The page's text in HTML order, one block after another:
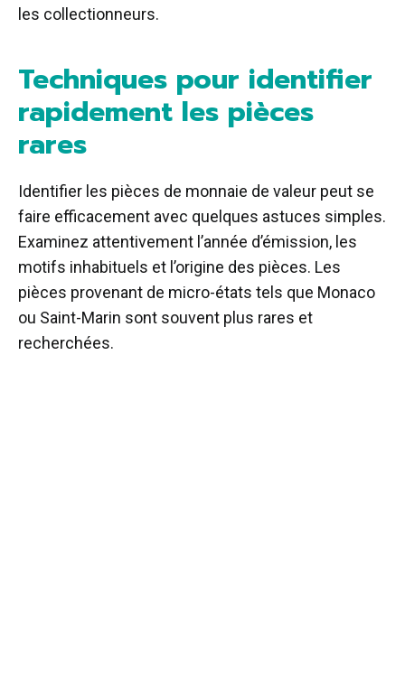
les collectionneurs.
Techniques pour identifier
rapidement les pièces
rares
Identifier les pièces de monnaie de valeur peut se
faire efficacement avec quelques astuces simples.
Examinez attentivement l’année d’émission, les
motifs inhabituels et l’origine des pièces. Les
pièces provenant de micro-états tels que Monaco
ou Saint-Marin sont souvent plus rares et
recherchées.